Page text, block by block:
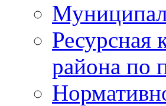
Ресурсная
района по